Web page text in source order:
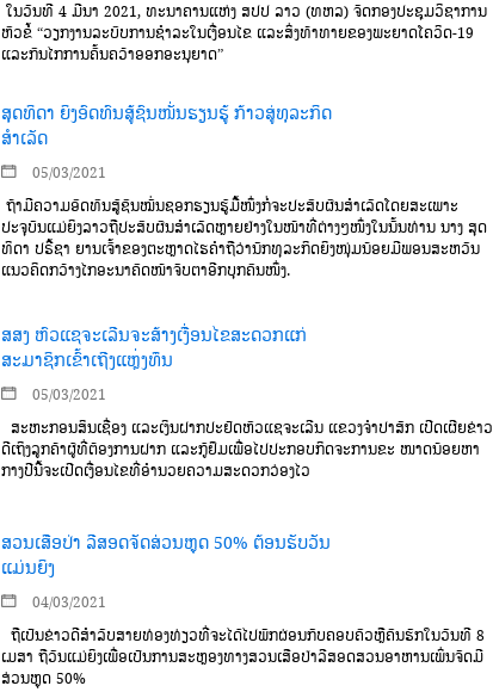
ໃນວັນທີ 4 ມີນາ 2021, ທະນາຄານແຫ່ງ ສປປ ລາວ (ທຫລ) ຈັດກອງປະຊຸມວິຊາການ
ຫົວຂໍ້ “ວຽກງານລະບົບການຊຳລະໃນເງື່ອນໄຂ ແລະສິ່ງທ້າທາຍຂອງພະຍາດໂຄວິດ-19
ແລະກົນໄກການຄົ້ນຄວ້າອອກອະນຸຍາດ”
ສຸດທິດາ ຍິງອົດທົນສູ້ຊົນໜັ່ນຮຽນຮູ້ ກ້າວສູ່ທຸລະກິດ
ສຳເລັດ
05/03/2021
ຖ້າມີຄວາມອົດທົນສູ້ຊົນໝັ່ນຊອກຮຽນຮູ້ມື້ໜຶ່ງກໍ່ຈະປະສົບຜົນສຳເລັດໂດຍສະເພາະ
ປະຈຸບັນແມ່ຍິງລາວຖືປະສົບຜົນສຳເລັດຫຼາຍຢ່າງໃນໜ້າທີ່ຕ່າງໆໜຶ່ງໃນນັ້ນທ່ານ ນາງ ສຸດ
ທິດາ ປຣີ້ຊາ ຍານເຈົ້າຂອງຕະຫຼາດໄຮຄຳຖືວ່ານັກທຸລະກິດຍິງໜຸ່ມນ້ອຍມີພອນສະຫວັນ
ແນວຄິດກວ້າງໄກອະນາຄົດໜ້າຈັບຕາອີກບຸກຄົນໜຶ່ງ.
ສສງ ຫົວແຊຈະເລີນຈະສ້າງເງື່ອນໄຂສະດວກແກ່
ສະມາຊິກເຂົ້າເຖີງແຫຼ່ງທຶນ
05/03/2021
ສະຫະກອນສິນເຊື່ອງ ແລະເງິນຝາກປະຢັດຫົວແຊຈະເລີນ ແຂວງຈໍາປາສັກ ເປີດເຜີຍຂ່າວ
ດີເຖິງລູກຄ້າຜູ້ທີ່ຕ້ອງການຝາກ ແລະກູ້ຢຶມເພື່ອໄປປະກອບກິດຈະການຂະ ໜາດນ້ອຍຫາ
ກາງປີນີ້ຈະເປີດເງື່ອນໄຂທີ່ອໍານວຍຄວາມສະດວກວ່ອງໄວ
ສວນເສືອປ່າ ລີສອດຈັດສ່ວນຫຼຸດ 50% ຕ້ອນຮັບວັນ
ແມ່ນຍິງ
04/03/2021
ຖືເປັນຂ່າວດີສຳລັບສາຍທ່ອງທ່ຽວທີ່ຈະໄດ້ໄປພັກຜ່ອນກັບຄອບຄົວຫຼືຄົນຮັກໃນວັນທີ 8
ເມສາ ຖືວັນແມ່ຍິງເພື່ອເປັນການສະຫຼອງທາງສວນເສືອປ່າລີສອດສວນອາຫານເພິ່ນຈັດມີ
ສ່ວນຫຼຸດ 50%